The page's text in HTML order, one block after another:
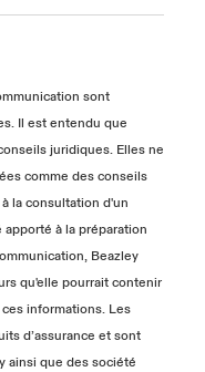
sont
Il est entendu que
juridiques. Elles ne
comme des conseils
la consultation d'un
à la préparation
Beazley
qu'elle pourrait contenir
informations. Les
d’assurance et sont
ainsi que des société